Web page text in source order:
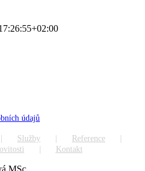
údajů
Služby
Reference
Kontakt
MSc.